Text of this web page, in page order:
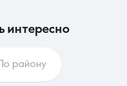
интересно
По району